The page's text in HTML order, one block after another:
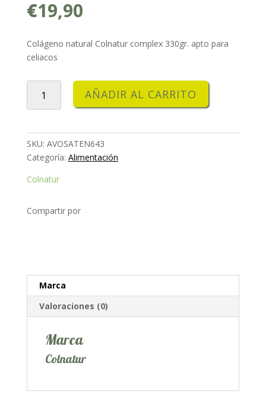
€19,90
Colágeno natural Colnatur complex 330gr. apto para
celiacos
complex
AÑADIR AL CARRITO
SKU: AVOSATEN643
Categoría: Alimentación
Colnatur
Compartir por
Marca
Valoraciones (0)
Marca
Colnatur